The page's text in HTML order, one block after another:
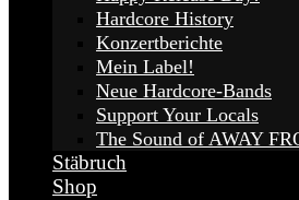
Hardcore History
Konzertberichte
Mein Label!
Neue Hardcore-Bands
Support Your Locals
The Sound of AWAY
Stäbruch
Shop